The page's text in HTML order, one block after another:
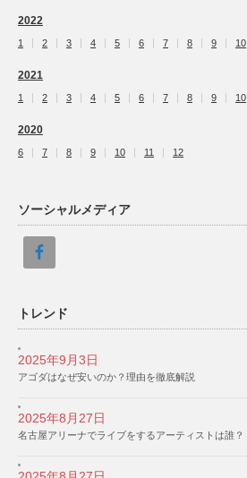
2022
1 2 3 4 5 6 7 8 9 10
2021
1 2 3 4 5 6 7 8 9 10
2020
6 7 8 9 10 11 12
ソーシャルメディア
トレンド
2025年9月3日
アゴダはなぜ安いのか？理由を徹底解説
2025年8月27日
名古屋アリーナでライブをするアーティストは誰？